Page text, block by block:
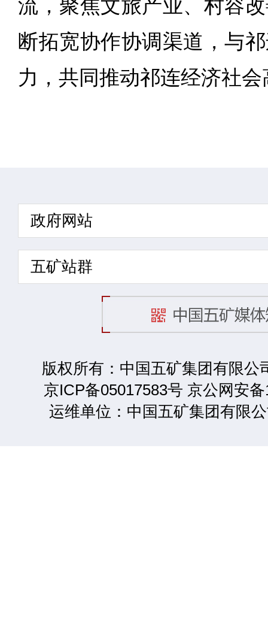
流，聚焦文旅产业、村容
断拓宽协作协调渠道，与
力，共同推动祁连经济社
政府网站
五矿站群
版权所有：中国五矿集团有限公
京ICP备05017583号 京公网安
运维单位：中国五矿集团有限